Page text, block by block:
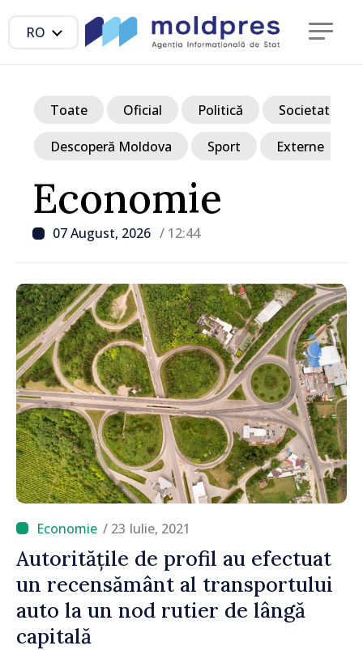
RO
Economie
07 August, 2026 / 12:44
Toate Oficial Politică Societate
Descoperă Moldova Sport Externe
/ 23 Iulie, 2021
Autoritățile de profil au efectuat
un recensământ al transportului
auto la un nod rutier de lângă
capitală